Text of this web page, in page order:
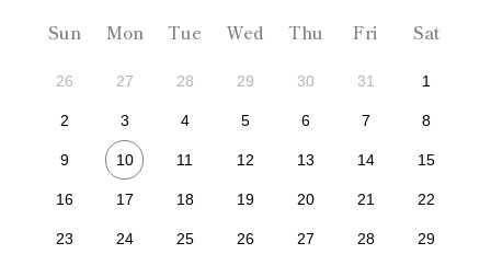
Sun Mon Tue Wed Thu Fri Sat
26 27 28 29 30 31 1
2 3 4 5 6 7 8
9 10 11 12 13 14 15
16 17 18 19 20 21 22
23 24 25 26 27 28 29